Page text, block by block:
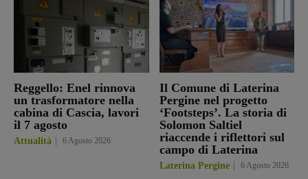
Reggello: Enel rinnova
un trasformatore nella
cabina di Cascia, lavori
il 7 agosto
Attualità 6 Agosto 2026
Il Comune di Laterina
Pergine nel progetto
‘Footsteps’. La storia di
Solomon Saltiel
riaccende i riflettori sul
campo di Laterina
Laterina Pergine 6 Agosto 2026